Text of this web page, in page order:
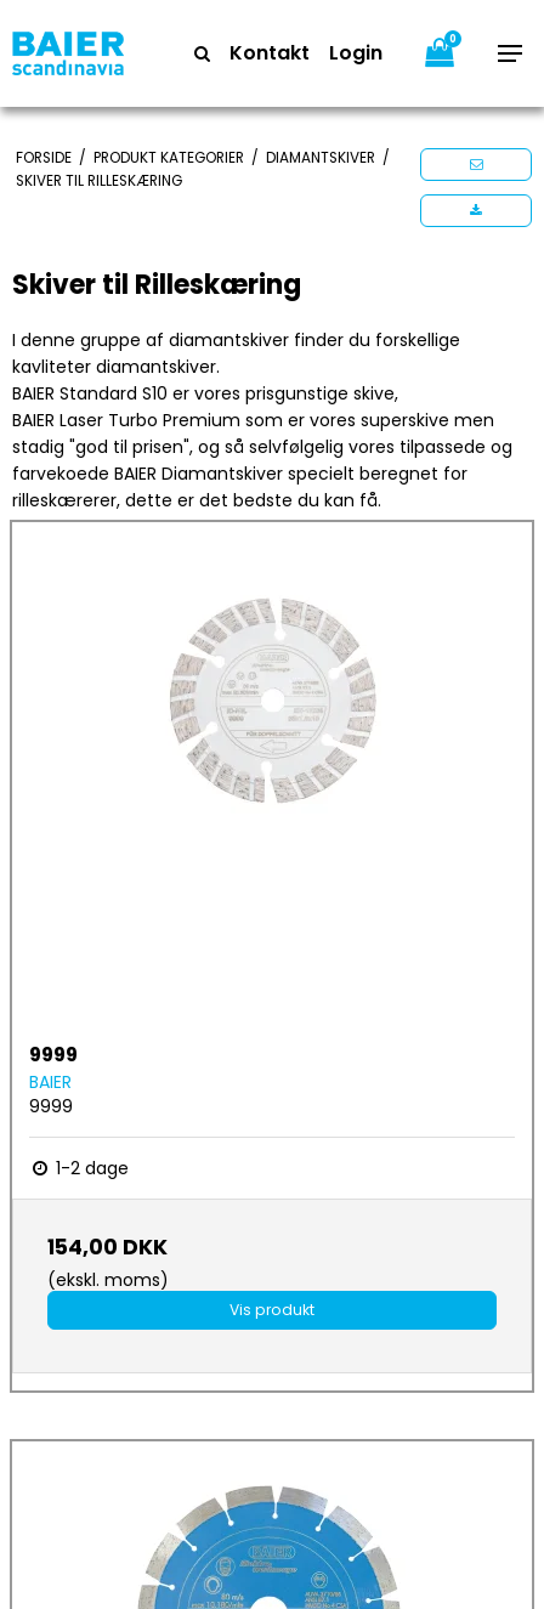
Kontakt Login 0
FORSIDE / PRODUKT KATEGORIER / DIAMANTSKIVER /
SKIVER TIL RILLESKÆRING
Skiver til Rilleskæring
I denne gruppe af diamantskiver finder du forskellige
kavliteter diamantskiver.
BAIER Standard S10 er vores prisgunstige skive,
BAIER Laser Turbo Premium som er vores superskive men
stadig "god til prisen", og så selvfølgelig vores tilpassede og
farvekoede BAIER Diamantskiver specielt beregnet for
rilleskærerer, dette er det bedste du kan få.
9999
BAIER
9999
1-2 dage
154,00 DKK
(ekskl. moms)
Vis produkt